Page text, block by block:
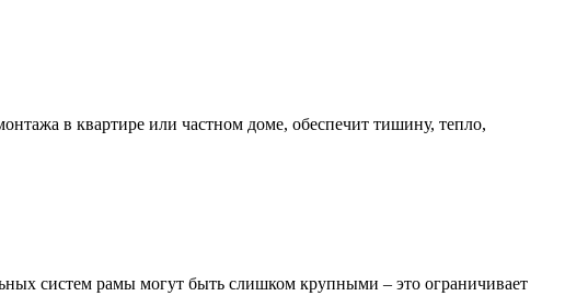
в квартире или частном доме, обеспечит тишину, тепло,
систем рамы могут быть слишком крупными – это ограничивает